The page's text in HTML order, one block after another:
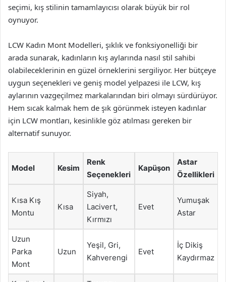
seçimi, kış stilinin tamamlayıcısı olarak büyük bir rol
oynuyor.
LCW Kadın Mont Modelleri, şıklık ve fonksiyonelliği bir
arada sunarak, kadınların kış aylarında nasıl stil sahibi
olabileceklerinin en güzel örneklerini sergiliyor. Her bütçeye
uygun seçenekleri ve geniş model yelpazesi ile LCW, kış
aylarının vazgeçilmez markalarından biri olmayı sürdürüyor.
Hem sıcak kalmak hem de şık görünmek isteyen kadınlar
için LCW montları, kesinlikle göz atılması gereken bir
alternatif sunuyor.
Model Kesim
Renk
Seçenekleri
Kapüşon
Astar
Özellikleri
Kısa Kış
Montu
Kısa
Siyah,
Lacivert,
Kırmızı
Evet
Yumuşak
Astar
Uzun
Parka
Mont
Uzun
Yeşil, Gri,
Kahverengi
Evet
İç Dikiş
Kaydırmaz